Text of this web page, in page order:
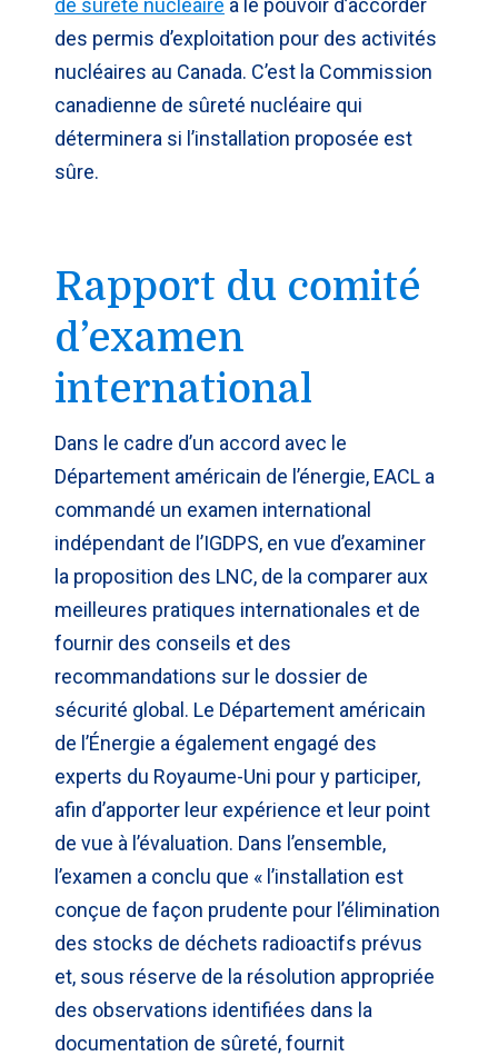
de sûreté nucléaire a le pouvoir d’accorder
des permis d’exploitation pour des activités
nucléaires au Canada. C’est la Commission
canadienne de sûreté nucléaire qui
déterminera si l’installation proposée est
sûre.
Rapport du comité
d’examen
international
Dans le cadre d’un accord avec le
Département américain de l’énergie, EACL a
commandé un examen international
indépendant de l’IGDPS, en vue d’examiner
la proposition des LNC, de la comparer aux
meilleures pratiques internationales et de
fournir des conseils et des
recommandations sur le dossier de
sécurité global. Le Département américain
de l’Énergie a également engagé des
experts du Royaume-Uni pour y participer,
afin d’apporter leur expérience et leur point
de vue à l’évaluation. Dans l’ensemble,
l’examen a conclu que « l’installation est
conçue de façon prudente pour l’élimination
des stocks de déchets radioactifs prévus
et, sous réserve de la résolution appropriée
des observations identifiées dans la
documentation de sûreté, fournit